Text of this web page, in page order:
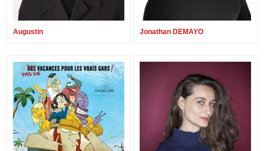
Augustin Jonathan DEMAYO